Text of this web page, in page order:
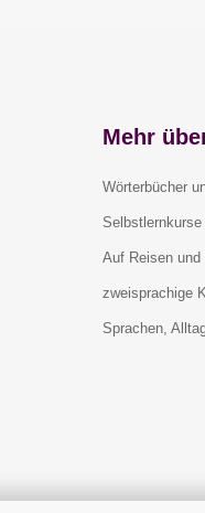
Mehr
Wörterbücher
Selbstlernkurse
Auf Reisen und
zweisprachige
Sprachen,